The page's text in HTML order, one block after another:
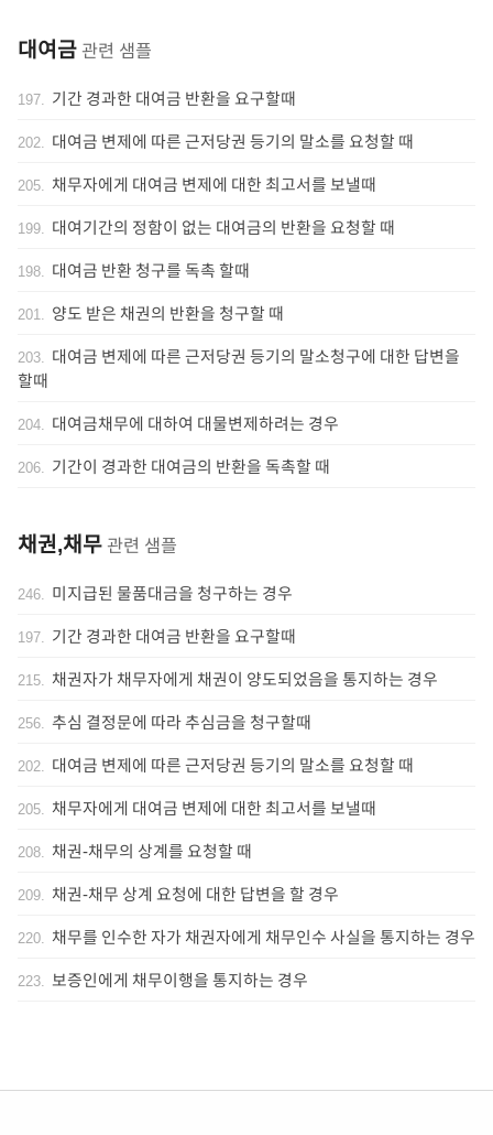
대여금 관련 샘플
197. 기간 경과한 대여금 반환을 요구할때
202. 대여금 변제에 따른 근저당권 등기의 말소를 요청할 때
205. 채무자에게 대여금 변제에 대한 최고서를 보낼때
199. 대여기간의 정함이 없는 대여금의 반환을 요청할 때
198. 대여금 반환 청구를 독촉 할때
201. 양도 받은 채권의 반환을 청구할 때
203. 대여금 변제에 따른 근저당권 등기의 말소청구에 대한 답변을
할때
204. 대여금채무에 대하여 대물변제하려는 경우
206. 기간이 경과한 대여금의 반환을 독촉할 때
채권,채무 관련 샘플
246. 미지급된 물품대금을 청구하는 경우
197. 기간 경과한 대여금 반환을 요구할때
215. 채권자가 채무자에게 채권이 양도되었음을 통지하는 경우
256. 추심 결정문에 따라 추심금을 청구할때
202. 대여금 변제에 따른 근저당권 등기의 말소를 요청할 때
205. 채무자에게 대여금 변제에 대한 최고서를 보낼때
208. 채권-채무의 상계를 요청할 때
209. 채권-채무 상계 요청에 대한 답변을 할 경우
220. 채무를 인수한 자가 채권자에게 채무인수 사실을 통지하는 경우
223. 보증인에게 채무이행을 통지하는 경우